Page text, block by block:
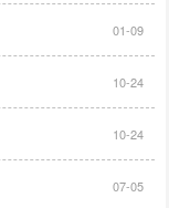
01-09
10-24
10-24
07-05